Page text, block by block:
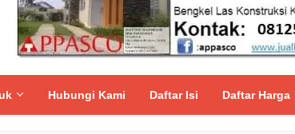
Hubungi Kami Daftar Isi Daftar Harga